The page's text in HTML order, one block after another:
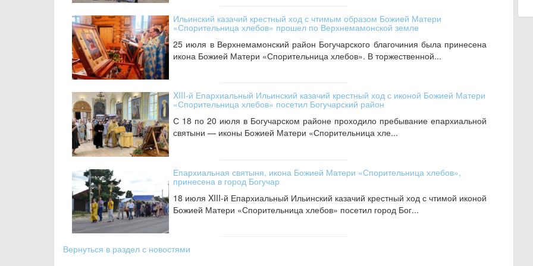
Ильинский казачий крестный ход с чтимым образом Божией Матери
«Спорительница хлебов» прошел по Верхнемамонской земле
25 июля в Верхнемамонский район Богучарского благочиния была принесена
икона Божией Матери «Спорительница хлебов». В торжественной...
XIII-й Епархиальный Ильинский казачий крестный ход с иконой Божией Матери
«Спорительница хлебов» посетил Богучарский район
С 18 по 20 июля в Богучарском районе проходило пребывание епархиальной
святыни — иконы Божией Матери «Спорительница хле...
Епархиальная святыня, икона Божией Матери «Спорительница хлебов»,
принесена в город Богучар
18 июля XIII-й Епархиальный Ильинский казачий крестный ход с чтимой иконой
Божией Матери «Спорительница хлебов» посетил город Бог...
Вернуться в раздел с новостями